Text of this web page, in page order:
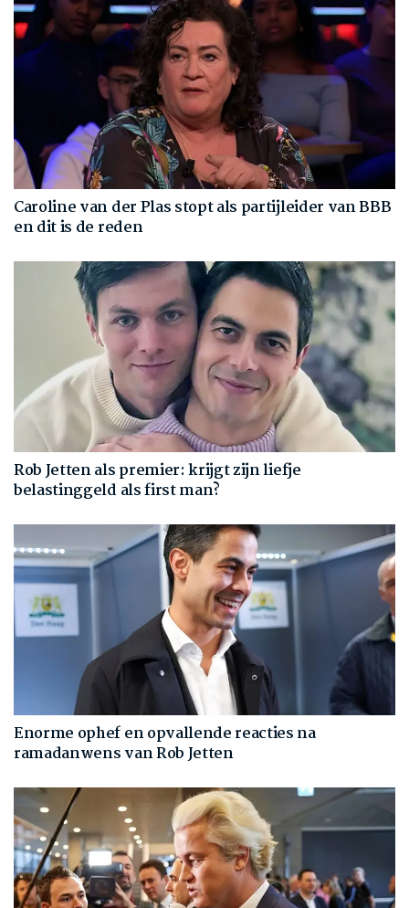
Caroline van der Plas stopt als partijleider van BBB
en dit is de reden
Rob Jetten als premier: krijgt zijn liefje
belastinggeld als first man?
Enorme ophef en opvallende reacties na
ramadanwens van Rob Jetten